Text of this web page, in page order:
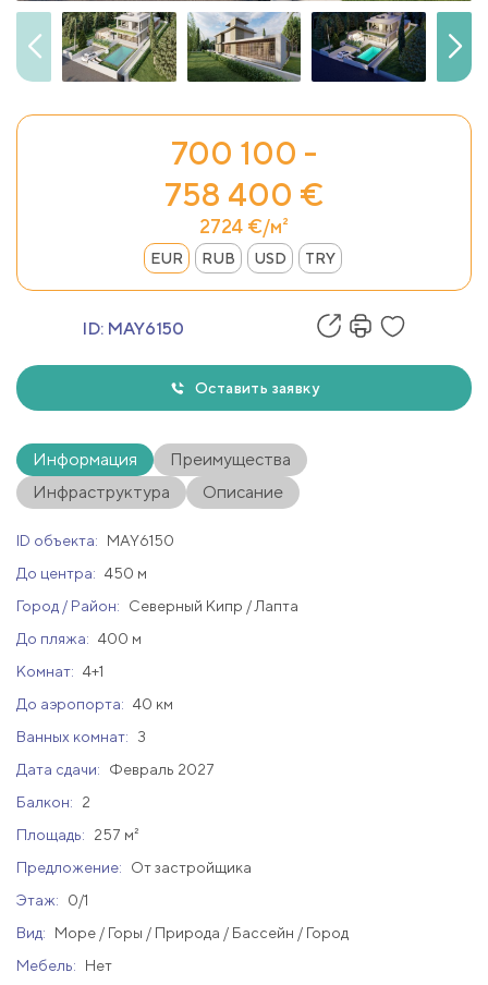
700 100 -
758 400 €
2724 €/м²
EUR RUB USD TRY
ID: MAY6150
Оставить заявку
Информация
Преимущества
Инфраструктура
Описание
ID объекта:
MAY6150
До центра: 450 м
Город / Район:
Северный Кипр / Лапта
До пляжа: 400 м
Комнат: 4+1
До аэропорта: 40 км
Ванных комнат:
3
Дата сдачи:
Февраль 2027
Балкон:
2
Площадь:
257 м²
Предложение:
От застройщика
Этаж:
0/1
Вид:
Море / Горы / Природа / Бассейн / Город
Мебель:
Нет